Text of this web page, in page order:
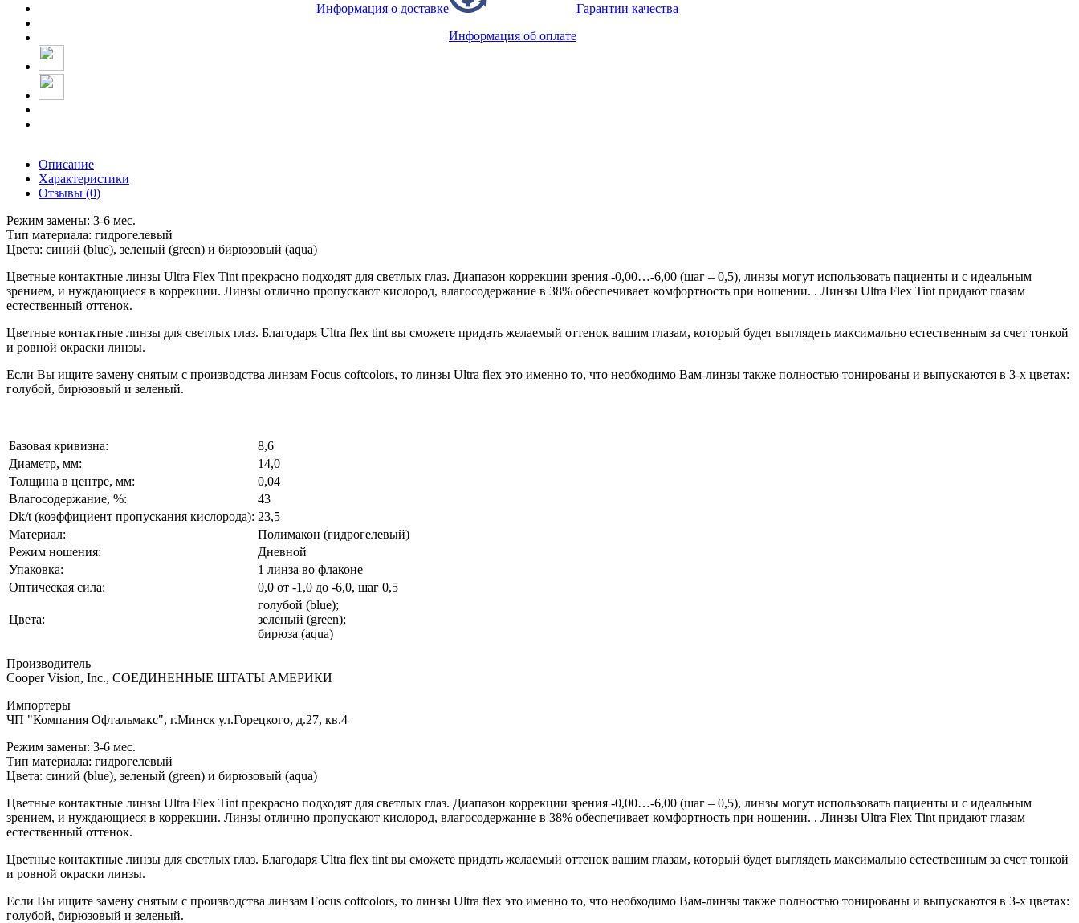
Информация о доставке
Информация об оплате
Гарантии качества
Описание
Характеристики
Отзывы (0)
Режим замены: 3-6 мес.
Тип материала: гидрогелевый
Цвета: синий (blue), зеленый (green) и бирюзовый (aqua)
Цветные контактные линзы Ultra Flex Tint прекрасно подходят для светлых глаз. Диапазон коррекции зрения -0,00…-6,00 (шаг – 0,5), линзы могут использовать пациенты и с идеальным
зрением, и нуждающиеся в коррекции. Линзы отлично пропускают кислород, влагосодержание в 38% обеспечивает комфортность при ношении. . Линзы Ultra Flex Tint придают глазам
естественный оттенок.
Цветные контактные линзы для светлых глаз. Благодаря Ultra flex tint вы сможете придать желаемый оттенок вашим глазам, который будет выглядеть максимально естественным за счет тонкой
и ровной окраски линзы.
Если Вы ищите замену снятым с производства линзам Focus coftcolors, то линзы Ultra flex это именно то, что необходимо Вам-линзы также полностью тонированы и выпускаются в 3-х цветах:
голубой, бирюзовый и зеленый.
Базовая кривизна:
8,6
Диаметр, мм:
14,0
Толщина в центре, мм:
0,04
Влагосодержание, %:
43
Dk/t (коэффициент пропускания кислорода): 23,5
Материал:
Полимакон (гидрогелевый)
Режим ношения:
Дневной
Упаковка:
1 линза во флаконе
Оптическая сила:
0,0 от -1,0 до -6,0, шаг 0,5
Цвета:
голубой (blue);
зеленый (green);
бирюза (aqua)
Производитель
Cooper Vision, Inc., СОЕДИНЕННЫЕ ШТАТЫ АМЕРИКИ
Импортеры
ЧП "Компания Офтальмакс", г.Минск ул.Горецкого, д.27, кв.4
Режим замены: 3-6 мес.
Тип материала: гидрогелевый
Цвета: синий (blue), зеленый (green) и бирюзовый (aqua)
Цветные контактные линзы Ultra Flex Tint прекрасно подходят для светлых глаз. Диапазон коррекции зрения -0,00…-6,00 (шаг – 0,5), линзы могут использовать пациенты и с идеальным
зрением, и нуждающиеся в коррекции. Линзы отлично пропускают кислород, влагосодержание в 38% обеспечивает комфортность при ношении. . Линзы Ultra Flex Tint придают глазам
естественный оттенок.
Цветные контактные линзы для светлых глаз. Благодаря Ultra flex tint вы сможете придать желаемый оттенок вашим глазам, который будет выглядеть максимально естественным за счет тонкой
и ровной окраски линзы.
Если Вы ищите замену снятым с производства линзам Focus coftcolors, то линзы Ultra flex это именно то, что необходимо Вам-линзы также полностью тонированы и выпускаются в 3-х цветах:
голубой, бирюзовый и зеленый.